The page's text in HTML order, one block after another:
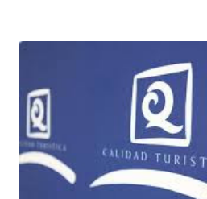
responsable y la documentación
en la correspondiente sede
todo el trámite se puede hacer
diferentes sedes electrónicas de
DE ACTIVIDADES
en el artículo 2.1.a) y 4 de la Ley 7/